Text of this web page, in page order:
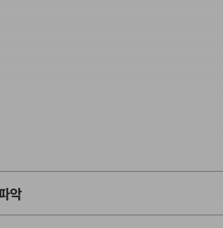
악